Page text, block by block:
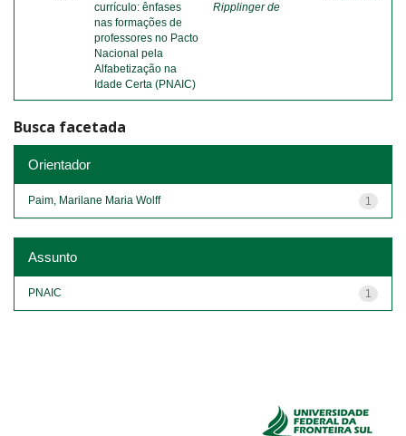
currículo: ênfases
nas formações de
professores no Pacto
Nacional pela
Alfabetização na
Idade Certa (PNAIC)
Ripplinger de
Busca facetada
Orientador
1
Paim, Marilane Maria Wolff
Assunto
1
PNAIC